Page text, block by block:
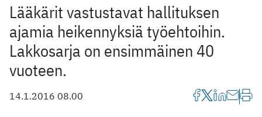
Lääkärit vastustavat hallituksen
ajamia heikennyksiä työehtoihin.
Lakkosarja on ensimmäinen 40
vuoteen.
14.1.2016 08.00